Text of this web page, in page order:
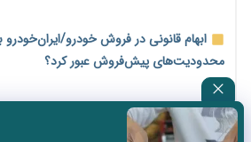
۱۴ مرداد؛ اولین «روز ملی کارفرما» در
کارفرما» چگونه به تقویم رسمی کشور رسید؟
سکه در یک قدمی ۱۸۵ میلیون تومان
ابهام قانونی در فروش خودرو/ایران‌خودرو
محدودیت‌های پیش‌فروش عبور کرد؟
سه نماد جدید اخزا در فرابورس پذیرش شد